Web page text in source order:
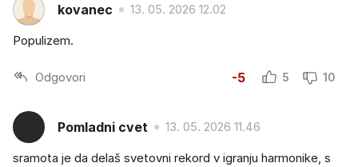
kovanec 13. 05. 2026 12.02
Populizem.
Odgovori -5 5 10
Pomladni cvet 13. 05. 2026 11.46
sramota je da delaš svetovni rekord v igranju harmonike, s